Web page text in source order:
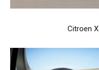
Citroen